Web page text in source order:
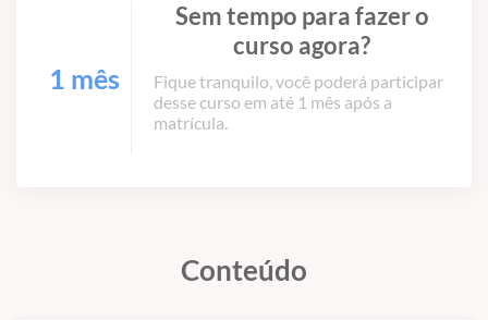
1 mês
Sem tempo para fazer o
curso agora?
Fique tranquilo, você poderá participar
desse curso em até 1 mês após a
matrícula.
Conteúdo